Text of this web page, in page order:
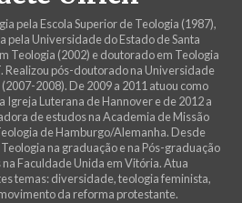
pela Escola Superior de Teologia (1987),
pela Universidade do Estado de Santa
Teologia (2002) e doutorado em Teologia
Realizou pós-doutorado na Universidade
2008). De 2009 a 2011 atuou como
Igreja Luterana de Hannover e de 2012 a
de estudos na Academia de Missão
de Hamburgo/Alemanha. Desde
na graduação e na Pós-graduação
na Faculdade Unida em Vitória. Atua
temas: diversidade, teologia feminista,
da reforma protestante.